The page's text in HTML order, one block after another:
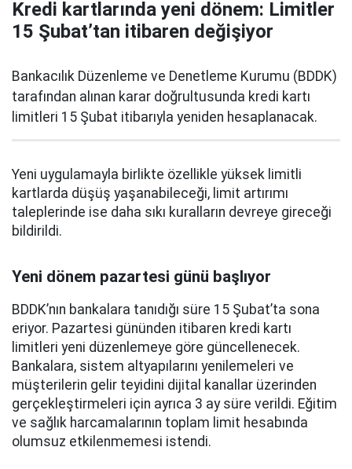
Kredi kartlarında yeni dönem: Limitler
15 Şubat’tan itibaren değişiyor
Bankacılık Düzenleme ve Denetleme Kurumu (BDDK)
tarafından alınan karar doğrultusunda kredi kartı
limitleri 15 Şubat itibarıyla yeniden hesaplanacak.
Yeni uygulamayla birlikte özellikle yüksek limitli
kartlarda düşüş yaşanabileceği, limit artırımı
taleplerinde ise daha sıkı kuralların devreye gireceği
bildirildi.
Yeni dönem pazartesi günü başlıyor
BDDK’nın bankalara tanıdığı süre 15 Şubat’ta sona
eriyor. Pazartesi gününden itibaren kredi kartı
limitleri yeni düzenlemeye göre güncellenecek.
Bankalara, sistem altyapılarını yenilemeleri ve
müşterilerin gelir teyidini dijital kanallar üzerinden
gerçekleştirmeleri için ayrıca 3 ay süre verildi. Eğitim
ve sağlık harcamalarının toplam limit hesabında
olumsuz etkilenmemesi istendi.